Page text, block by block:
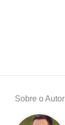
Sobre o Autor